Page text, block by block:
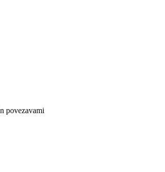
povezavami